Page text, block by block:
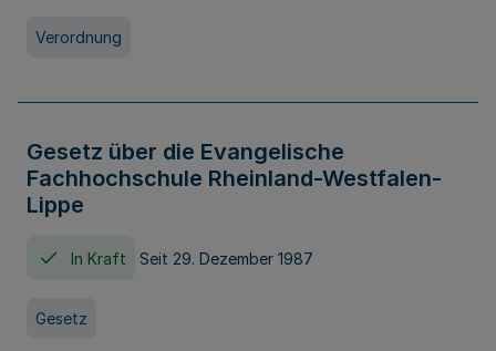
Verordnung
Gesetz über die Evangelische
Fachhochschule Rheinland-Westfalen-
Lippe
In Kraft Seit 29. Dezember 1987
Gesetz